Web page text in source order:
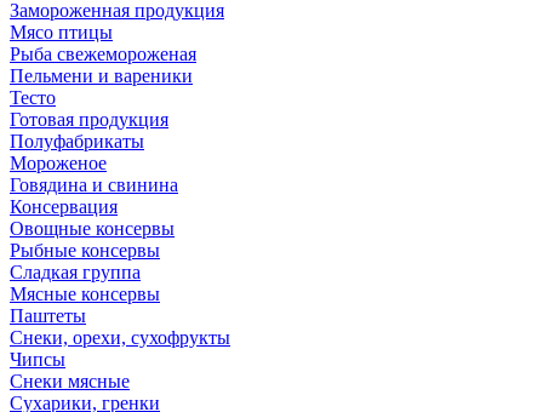
Замороженная продукция
Мясо птицы
Рыба свежемороженая
Пельмени и вареники
Тесто
Готовая продукция
Полуфабрикаты
Мороженое
Говядина и свинина
Консервация
Овощные консервы
Рыбные консервы
Сладкая группа
Мясные консервы
Паштеты
Снеки, орехи, сухофрукты
Чипсы
Снеки мясные
Сухарики, гренки